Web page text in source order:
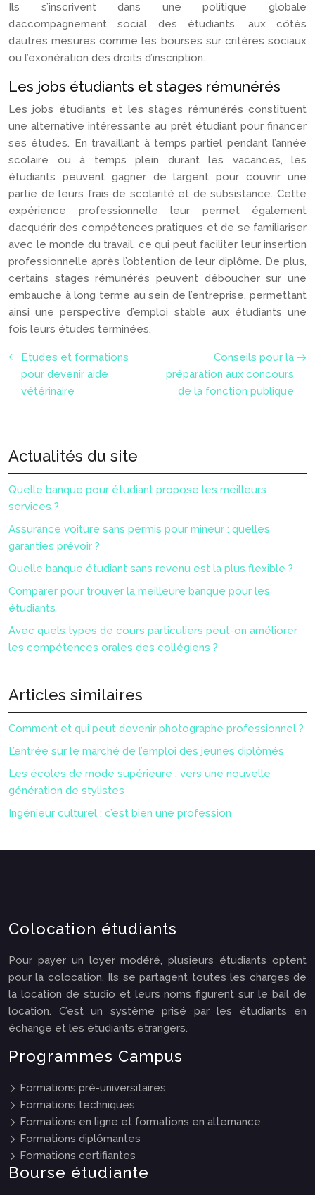
Ils s’inscrivent dans une politique globale
d’accompagnement social des étudiants, aux côtés
d’autres mesures comme les bourses sur critères sociaux
ou l’exonération des droits d’inscription.
Les jobs étudiants et stages rémunérés
Les jobs étudiants et les stages rémunérés constituent
une alternative intéressante au prêt étudiant pour financer
ses études. En travaillant à temps partiel pendant l’année
scolaire ou à temps plein durant les vacances, les
étudiants peuvent gagner de l’argent pour couvrir une
partie de leurs frais de scolarité et de subsistance. Cette
expérience professionnelle leur permet également
d’acquérir des compétences pratiques et de se familiariser
avec le monde du travail, ce qui peut faciliter leur insertion
professionnelle après l’obtention de leur diplôme. De plus,
certains stages rémunérés peuvent déboucher sur une
embauche à long terme au sein de l’entreprise, permettant
ainsi une perspective d’emploi stable aux étudiants une
fois leurs études terminées.
Etudes et formations
pour devenir aide
vétérinaire
Conseils pour la
préparation aux concours
de la fonction publique
Actualités du site
Quelle banque pour étudiant propose les meilleurs
services ?
Assurance voiture sans permis pour mineur : quelles
garanties prévoir ?
Quelle banque étudiant sans revenu est la plus flexible ?
Comparer pour trouver la meilleure banque pour les
étudiants
Avec quels types de cours particuliers peut-on améliorer
les compétences orales des collégiens ?
Articles similaires
Comment et qui peut devenir photographe professionnel ?
L’entrée sur le marché de l’emploi des jeunes diplômés
Les écoles de mode supérieure : vers une nouvelle
génération de stylistes
Ingénieur culturel : c’est bien une profession
Colocation étudiants
Pour payer un loyer modéré, plusieurs étudiants optent
pour la colocation. Ils se partagent toutes les charges de
la location de studio et leurs noms figurent sur le bail de
location. C’est un système prisé par les étudiants en
échange et les étudiants étrangers.
Programmes Campus
Formations pré-universitaires
Formations techniques
Formations en ligne et formations en alternance
Formations diplômantes
Formations certifiantes
Bourse étudiante